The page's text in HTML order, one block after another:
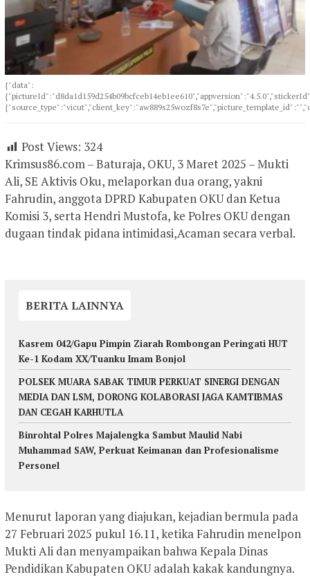
{"data":
Post Views: 324
Krimsus86.com – Baturaja, OKU, 3 Maret 2025 – Mukti
Ali, SE Aktivis Oku, melaporkan dua orang, yakni
Fahrudin, anggota DPRD Kabupaten OKU dan Ketua
Komisi 3, serta Hendri Mustofa, ke Polres OKU dengan
dugaan tindak pidana intimidasi,Acaman secara verbal.
BERITA LAINNYA
Kasrem 042/Gapu Pimpin Ziarah Rombongan Peringati HUT
Ke-1 Kodam XX/Tuanku Imam Bonjol
POLSEK MUARA SABAK TIMUR PERKUAT SINERGI DENGAN
MEDIA DAN LSM, DORONG KOLABORASI JAGA KAMTIBMAS
DAN CEGAH KARHUTLA
Binrohtal Polres Majalengka Sambut Maulid Nabi
Muhammad SAW, Perkuat Keimanan dan Profesionalisme
Personel
Menurut laporan yang diajukan, kejadian bermula pada
27 Februari 2025 pukul 16.11, ketika Fahrudin menelpon
Mukti Ali dan menyampaikan bahwa Kepala Dinas
Pendidikan Kabupaten OKU adalah kakak kandungnya.